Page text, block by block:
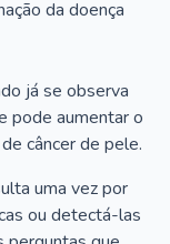
da doença
já se observa
pode aumentar o
câncer de pele.
uma vez por
ou detectá-las